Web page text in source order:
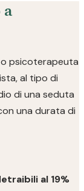
psicoterapeuta
al tipo di
di una seduta
una durata di
al 19%